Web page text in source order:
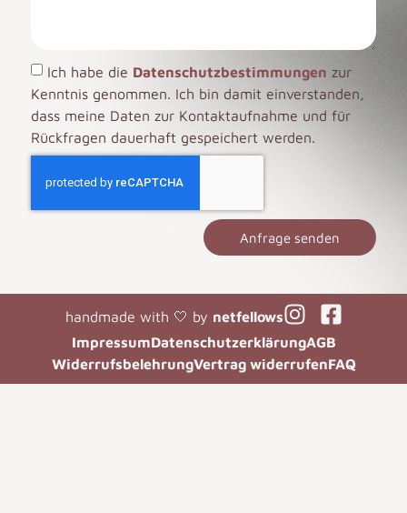
Ich habe die Datenschutzbestimmungen zur
Kenntnis genommen. Ich bin damit einverstanden,
dass meine Daten zur Kontaktaufnahme und für
Rückfragen dauerhaft gespeichert werden.
Anfrage senden
handmade with 🤍 by netfellows
ImpressumDatenschutzerklärungAGB
WiderrufsbelehrungVertrag widerrufenFAQ